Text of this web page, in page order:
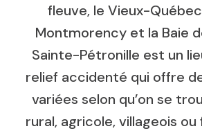
fleuve, le Vieux-
Montmorency et la Baie
Sainte-Pétronille est un
relief accidenté qui offre
variées selon qu’on se
rural, agricole, villageois